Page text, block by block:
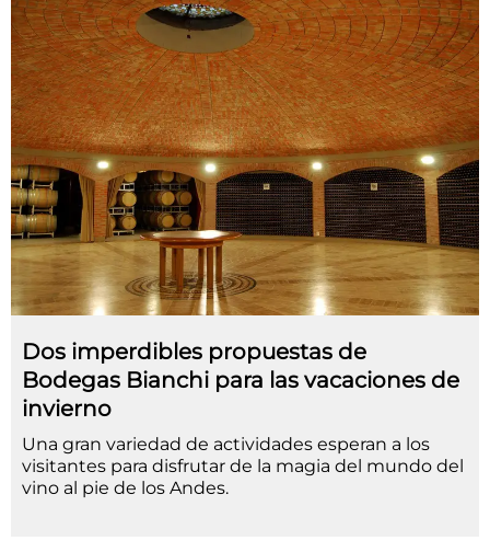
Dos imperdibles propuestas de
Bodegas Bianchi para las vacaciones de
invierno
Una gran variedad de actividades esperan a los
visitantes para disfrutar de la magia del mundo del
vino al pie de los Andes.